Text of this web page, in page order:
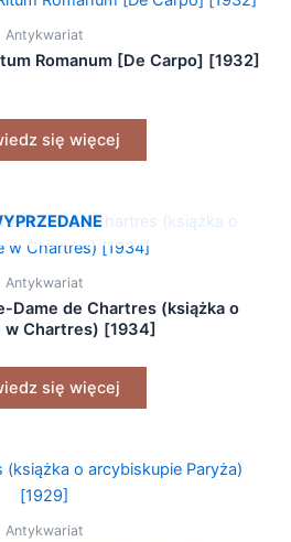
Antykwariat
Romanum [De Carpo] [1932]
się więcej
Antykwariat
Dame de Chartres (książka o
w Chartres) [1934]
się więcej
Antykwariat